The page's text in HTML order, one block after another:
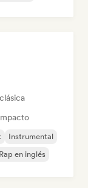
Instrumental
Rap en inglés